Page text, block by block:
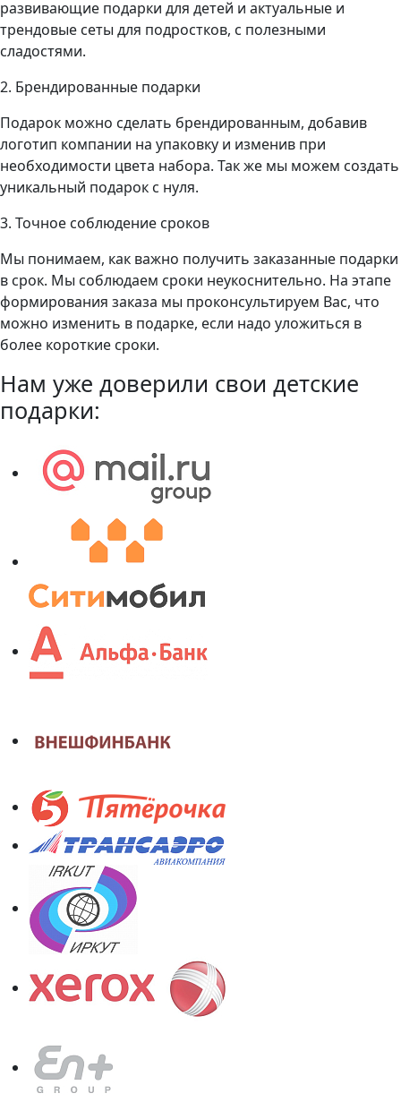
развивающие подарки для детей и актуальные и
трендовые сеты для подростков, с полезными
сладостями.
2. Брендированные подарки
Подарок можно сделать брендированным, добавив
логотип компании на упаковку и изменив при
необходимости цвета набора. Так же мы можем создать
уникальный подарок с нуля.
3. Точное соблюдение сроков
Мы понимаем, как важно получить заказанные подарки
в срок. Мы соблюдаем сроки неукоснительно. На этапе
формирования заказа мы проконсультируем Вас, что
можно изменить в подарке, если надо уложиться в
более короткие сроки.
Нам уже доверили свои детские
подарки: